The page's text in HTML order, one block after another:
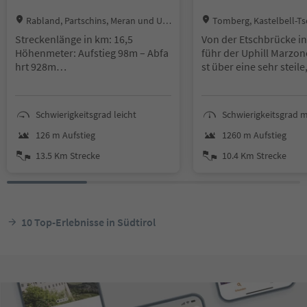
18.30 Uhr: Unser
Sie wieder zu Ihrer
zurück
Location:
Rabland, Partschins, Meran und Um
Streckenlänge in km: 16,5
Höhenmeter: Aufstieg 98m – Abfa
hrt 928m
ht
Schwierigkeitsgrad leicht
126 m Aufstieg
13.5 Km Strecke
Location:
Tomberg, Kastelbell-
Von der Etschbrücke
führ der Uphill
st über eine sehr
hselt der Belag auf
ie Steigung ist nicht
Der Forstweg
um Parkplatz Säge
Schwierigkeitsgrad
1260 m Aufstieg
10.4 Km Strecke
10 Top-Erlebnisse in Südtirol